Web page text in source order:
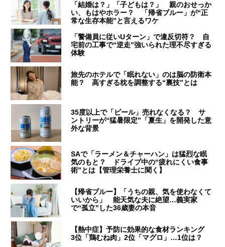
「結婚は？」「子どもは？」 親のおせっか
い、もはやホラー？ 「帰省ブルー」が“正
常な生存本能”と言えるワケ
「警備員に従いUターン」で違反切符？ 自
宅前の工事で“逆走”強いられた理不尽すぎる
体験
旅先のホテルで「眠れない」のは脳の防衛本
能？ 高すぎる枕を調整する“裏技”とは
35度以上で「ビール」売れなくなる？ サ
ントリーが“猛暑限定”「夏生」を開発した意
外な背景
SAで「ラーメン＆チャーハン」は猛烈な眠
気のもと？ ドライブ中の“疲れにくい食事
術”とは【管理栄養士に聞く】
【帰省ブルー】「うちの親、気を使わなくて
いいから」 能天気な夫に絶望…義実家
で“孤立”した36歳妻の本音
【熱中症】予防に効果的な食材ランキング
3位「鶏むね肉」2位「マグロ」…1位は？